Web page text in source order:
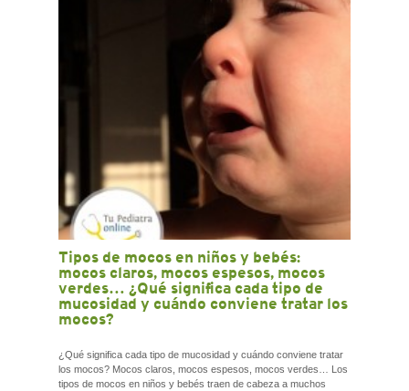
Tipos de mocos en niños y bebés:
mocos claros, mocos espesos, mocos
verdes… ¿Qué significa cada tipo de
mucosidad y cuándo conviene tratar los
mocos?
¿Qué significa cada tipo de mucosidad y cuándo conviene tratar
los mocos? Mocos claros, mocos espesos, mocos verdes… Los
tipos de mocos en niños y bebés traen de cabeza a muchos